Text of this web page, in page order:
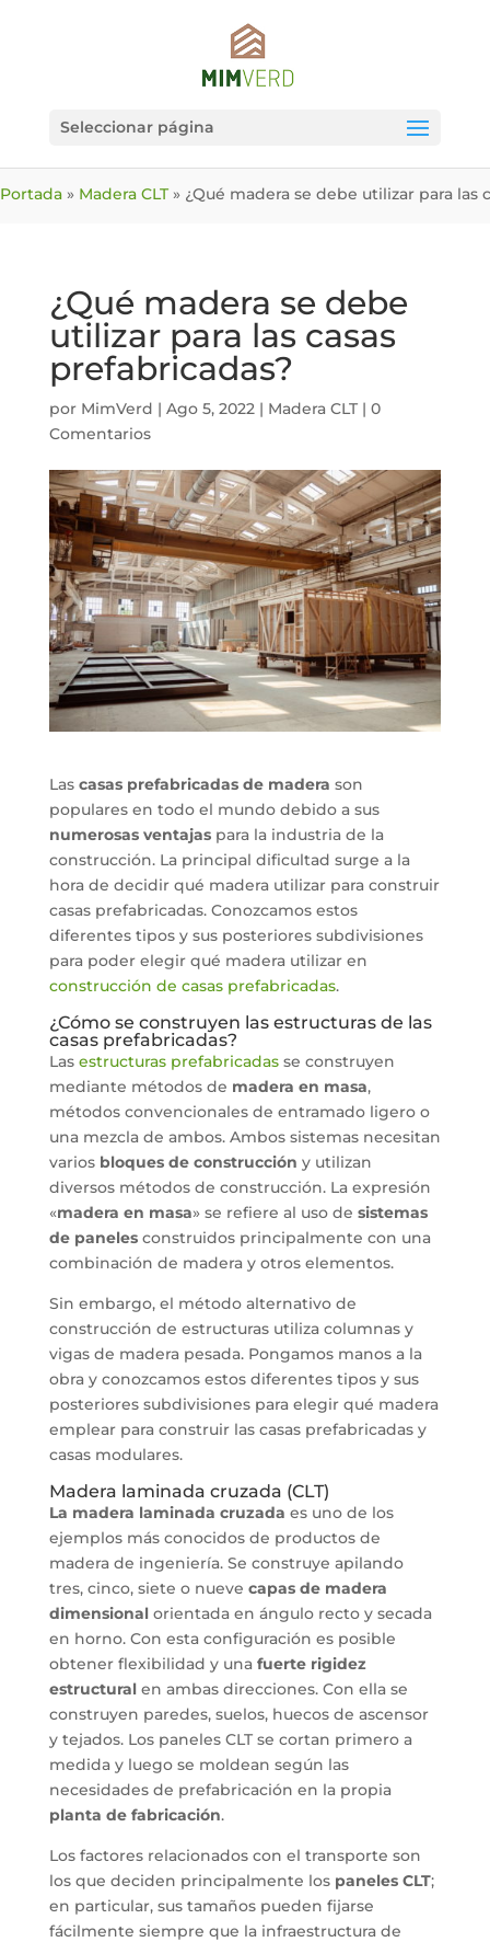
Seleccionar página
Portada » Madera CLT» ¿Qué madera se debe utilizar para las
¿Qué madera se debe
utilizar para las casas
prefabricadas?
por MimVerd | Ago 5, 2022| Madera CLT| 0
Comentarios
Las casas prefabricadas de madera son
populares en todo el mundo debido a sus
numerosas ventajaspara la industria de la
construcción. La principal dificultad surge a la
hora de decidir qué madera utilizar para construir
casas prefabricadas. Conozcamos estos
diferentes tipos y sus posteriores subdivisiones
para poder elegir qué madera utilizar en
construcción de casas prefabricadas.
¿Cómo se construyen las estructuras de las
casas prefabricadas?
Las estructuras prefabricadasse construyen
mediante métodos de madera en masa,
métodos convencionales de entramado ligero o
una mezcla de ambos. Ambos sistemas necesitan
varios bloques de construcción y utilizan
diversos métodos de construcción. La expresión
«madera en masa» se refiere al uso de sistemas
de paneles construidos principalmente con una
combinación de madera y otros elementos.
Sin embargo, el método alternativo de
construcción de estructuras utiliza columnas y
vigas de madera pesada. Pongamos manos a la
obra y conozcamos estos diferentes tipos y sus
posteriores subdivisiones para elegir qué madera
emplear para construir las casas prefabricadas y
casas modulares.
Madera laminada cruzada (CLT)
La madera laminada cruzada es uno de los
ejemplos más conocidos de productos de
madera de ingeniería. Se construye apilando
tres, cinco, siete o nueve capas de madera
dimensionalorientada en ángulo recto y secada
en horno. Con esta configuración es posible
obtener flexibilidad y una fuerte rigidez
estructuralen ambas direcciones. Con ella se
construyen paredes, suelos, huecos de ascensor
y tejados. Los paneles CLT se cortan primero a
medida y luego se moldean según las
necesidades de prefabricación en la propia
planta de fabricación.
Los factores relacionados con el transporte son
los que deciden principalmente los paneles CLT;
en particular, sus tamaños pueden fijarse
fácilmente siempre que la infraestructura de